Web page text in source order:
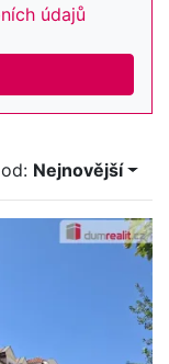
údajů
Nejnovější